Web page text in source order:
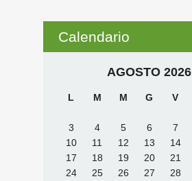
Calendario
AGOSTO 2026
L M M G V
3
4 5 6 7
10
11 12 13 14
17
18 19 20 21
24
25 26 27 28